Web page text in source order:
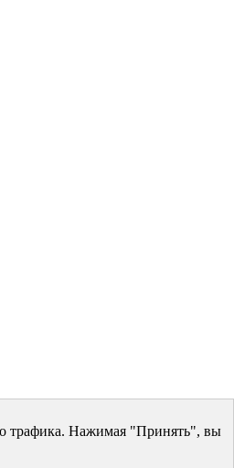
трафика. Нажимая "Принять", вы